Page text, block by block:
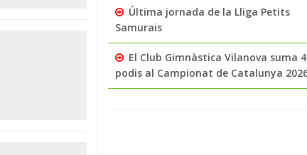
Última jornada de la Lliga Petits
Samurais
El Club Gimnàstica Vilanova suma
podis al Campionat de Catalunya